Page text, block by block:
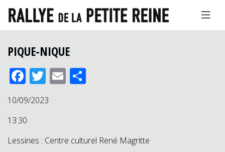
PIQUE-NIQUE
Facebook
Twitter
Email
10/09/2023
13:30
Lessines : Centre culturel René Magritte